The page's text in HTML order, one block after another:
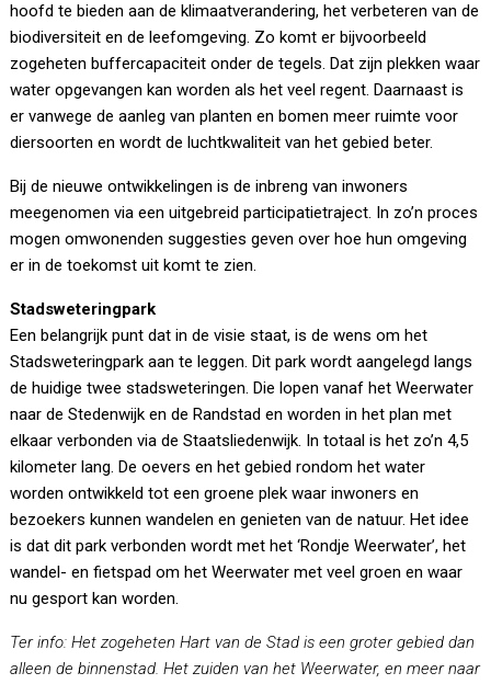
hoofd te bieden aan de klimaatverandering, het verbeteren van de
biodiversiteit en de leefomgeving. Zo komt er bijvoorbeeld
zogeheten buffercapaciteit onder de tegels. Dat zijn plekken waar
water opgevangen kan worden als het veel regent. Daarnaast is
er vanwege de aanleg van planten en bomen meer ruimte voor
diersoorten en wordt de luchtkwaliteit van het gebied beter.
Bij de nieuwe ontwikkelingen is de inbreng van inwoners
meegenomen via een uitgebreid participatietraject. In zo’n proces
mogen omwonenden suggesties geven over hoe hun omgeving
er in de toekomst uit komt te zien.
Stadsweteringpark
Een belangrijk punt dat in de visie staat, is de wens om het
Stadsweteringpark aan te leggen. Dit park wordt aangelegd langs
de huidige twee stadsweteringen. Die lopen vanaf het Weerwater
naar de Stedenwijk en de Randstad en worden in het plan met
elkaar verbonden via de Staatsliedenwijk. In totaal is het zo’n 4,5
kilometer lang. De oevers en het gebied rondom het water
worden ontwikkeld tot een groene plek waar inwoners en
bezoekers kunnen wandelen en genieten van de natuur. Het idee
is dat dit park verbonden wordt met het ‘Rondje Weerwater’, het
wandel- en fietspad om het Weerwater met veel groen en waar
nu gesport kan worden.
Ter info: Het zogeheten Hart van de Stad is een groter gebied dan
alleen de binnenstad. Het zuiden van het Weerwater, en meer naar